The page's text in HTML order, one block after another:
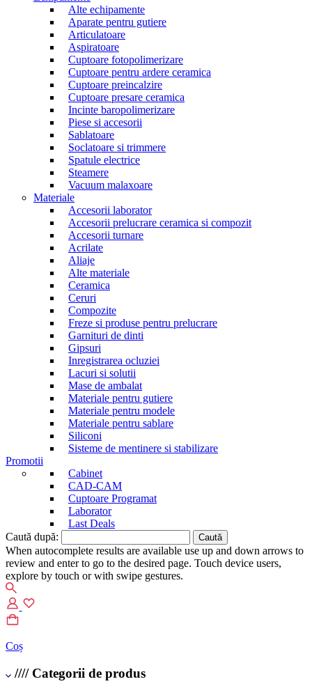
Alte echipamente
Aparate pentru gutiere
Articulatoare
Aspiratoare
Cuptoare fotopolimerizare
Cuptoare pentru ardere ceramica
Cuptoare preincalzire
Cuptoare presare ceramica
Incinte baropolimerizare
Piese si accesorii
Sablatoare
Soclatoare si trimmere
Spatule electrice
Steamere
Vacuum malaxoare
Materiale
Accesorii laborator
Accesorii prelucrare ceramica si compozit
Accesorii turnare
Acrilate
Aliaje
Alte materiale
Ceramica
Ceruri
Compozite
Freze si produse pentru prelucrare
Garnituri de dinti
Gipsuri
Inregistrarea ocluziei
Lacuri si solutii
Mase de ambalat
Materiale pentru gutiere
Materiale pentru modele
Materiale pentru sablare
Siliconi
Sisteme de mentinere si stabilizare
Promotii
Cabinet
CAD-CAM
Cuptoare Programat
Laborator
Last Deals
Caută după:
When autocomplete results are available use up and down arrows to
review and enter to go to the desired page. Touch device users,
explore by touch or with swipe gestures.
Coș
//// Categorii de produs